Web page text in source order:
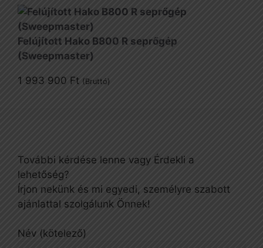
Felújított Hako B800 R seprőgép
(Sweepmaster)
1 993 900 Ft (Bruttó)
További kérdése lenne vagy Érdekli a
lehetőség?
Írjon nekünk és mi egyedi, személyre szabott
ajánlattal szolgálunk Önnek!
Név (kötelező)